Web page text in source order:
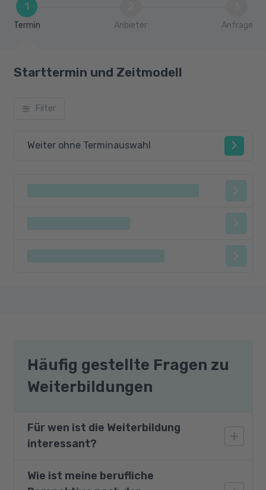
1
Termin Anbieter Anfrage
Starttermin und Zeitmodell
Filter
Weiter ohne Terminauswahl
Häufig gestellte Fragen zu
Weiterbildungen
Für wen ist die Weiterbildung
interessant?
Das Modul ist auch für Migranten und
Wie ist meine berufliche